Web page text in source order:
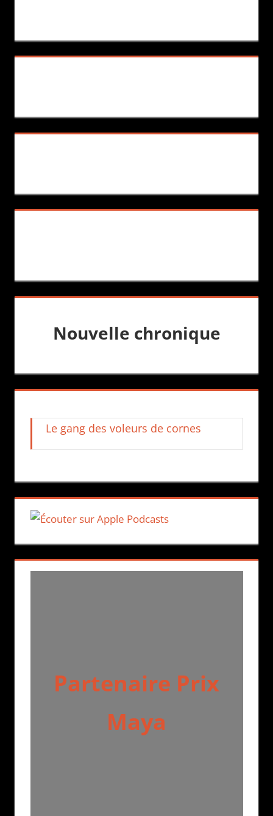
Nouvelle chronique
Le gang des voleurs de cornes
Partenaire Prix
Maya